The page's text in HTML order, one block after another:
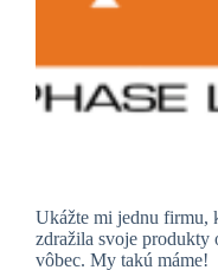
Ukážte mi jednu firmu,
zdražila svoje produkty
vôbec. My takú máme!